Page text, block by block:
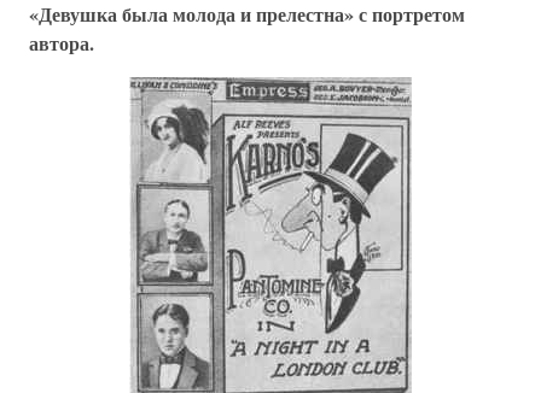
«Девушка была молода и прелестна» с портретом
автора.